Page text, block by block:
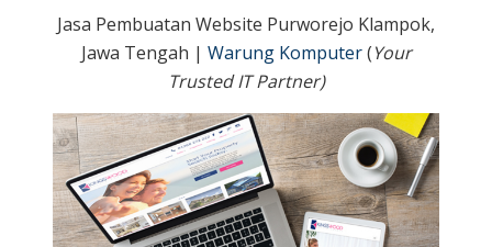
Jasa Pembuatan Website Purworejo Klampok,
Jawa Tengah | Warung Komputer(Your
Trusted IT Partner)